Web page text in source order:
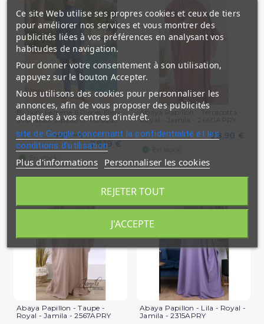
Burkini Femme 6 Pièces Bleu
avec Veste Zippée et Tunique...
44,90 €
29,19 €
En stock
Abaya Papillon - Terracotta -
Royal - Jamila - 2660APRY
28,90 €
Abaya Papillon - Taupe -
Royal - Jamila - 2567APRY
Abaya Papillon - Lila - Royal -
Jamila - 2315APRY
Ce site Web utilise ses propres cookies et ceux de tiers
pour améliorer nos services et vous montrer des
publicités liées à vos préférences en analysant vos
habitudes de navigation.
Pour donner votre consentement à son utilisation,
appuyez sur le bouton Accepter.
Nous utilisons des cookies pour personnaliser les
annonces, afin de vous proposer des publicités
adaptées à vos centres d'intérêt.
site de Google concernant la confidentialité et les
conditions d'utilisation
Plus d'informations Personnaliser les cookies
REJETER TOUT
J'ACCEPTE